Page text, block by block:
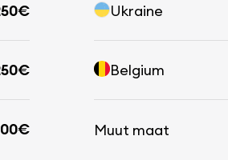
Ukraine
Belgium
Muut maat